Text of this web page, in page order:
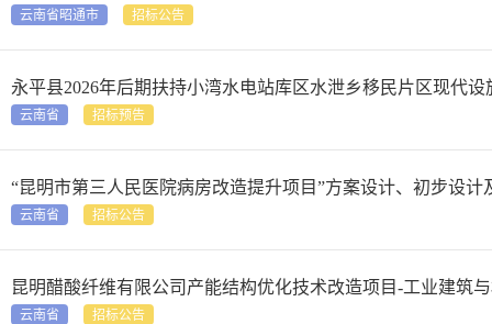
云南省昭通市 招标公告
永平县2026年后期扶持小湾水电站库区水泄乡移民片区现代
云南省 招标预告
“昆明市第三人民医院病房改造提升项目”方案设计、初步设
云南省 招标公告
昆明醋酸纤维有限公司产能结构优化技术改造项目-工业建筑
云南省 招标公告